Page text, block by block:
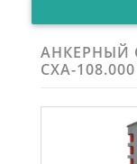
АНКЕРНЫЙ
СХА-